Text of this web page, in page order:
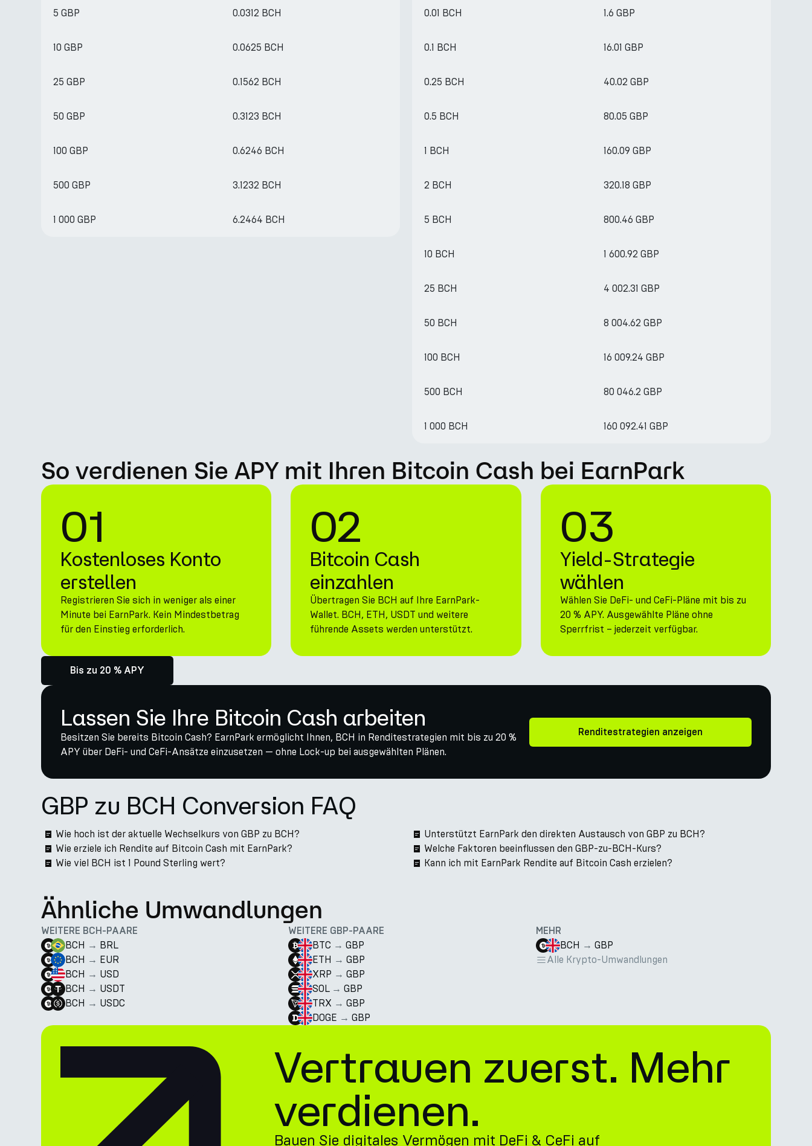
5 GBP 0.0312 BCH
10 GBP 0.0625 BCH
25 GBP 0.1562 BCH
50 GBP 0.3123 BCH
100 GBP 0.6246 BCH
500 GBP 3.1232 BCH
1 000 GBP 6.2464 BCH
0.01 BCH 1.6 GBP
0.1 BCH 16.01 GBP
0.25 BCH 40.02 GBP
0.5 BCH 80.05 GBP
1 BCH 160.09 GBP
2 BCH 320.18 GBP
5 BCH 800.46 GBP
10 BCH 1 600.92 GBP
25 BCH 4 002.31 GBP
50 BCH 8 004.62 GBP
100 BCH 16 009.24 GBP
500 BCH 80 046.2 GBP
1 000 BCH 160 092.41 GBP
So verdienen Sie APY mit Ihren Bitcoin Cash bei EarnPark
01
Kostenloses Konto
erstellen
Registrieren Sie sich in weniger als einer
Minute bei EarnPark. Kein Mindestbetrag
für den Einstieg erforderlich.
02
Bitcoin Cash
einzahlen
Übertragen Sie BCH auf Ihre EarnPark-
Wallet. BCH, ETH, USDT und weitere
führende Assets werden unterstützt.
03
Yield-Strategie
wählen
Wählen Sie DeFi- und CeFi-Pläne mit bis zu
20 % APY. Ausgewählte Pläne ohne
Sperrfrist – jederzeit verfügbar.
Bis zu 20 % APY
Lassen Sie Ihre Bitcoin Cash arbeiten
Besitzen Sie bereits Bitcoin Cash? EarnPark ermöglicht Ihnen, BCH in Renditestrategien mit bis zu 20 %
APY über DeFi- und CeFi-Ansätze einzusetzen — ohne Lock-up bei ausgewählten Plänen.
Renditestrategien anzeigen
GBP zu BCH Conversion FAQ
Wie hoch ist der aktuelle Wechselkurs von GBP zu BCH?
Wie erziele ich Rendite auf Bitcoin Cash mit EarnPark?
Wie viel BCH ist 1 Pound Sterling wert?
Unterstützt EarnPark den direkten Austausch von GBP zu BCH?
Welche Faktoren beeinflussen den GBP-zu-BCH-Kurs?
Kann ich mit EarnPark Rendite auf Bitcoin Cash erzielen?
Ähnliche Umwandlungen
WEITERE BCH-PAARE
BCH → BRL
BCH → EUR
BCH → USD
BCH → USDT
BCH → USDC
WEITERE GBP-PAARE
BTC → GBP
ETH → GBP
XRP → GBP
SOL → GBP
TRX → GBP
DOGE → GBP
MEHR
BCH → GBP
Alle Krypto-Umwandlungen
Vertrauen zuerst. Mehr
verdienen.
Bauen Sie digitales Vermögen mit DeFi & CeFi auf